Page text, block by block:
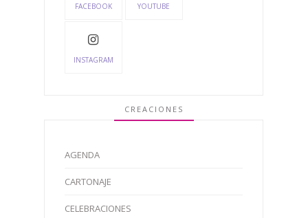
FACEBOOK YOUTUBE
INSTAGRAM
CREACIONES
AGENDA
CARTONAJE
CELEBRACIONES